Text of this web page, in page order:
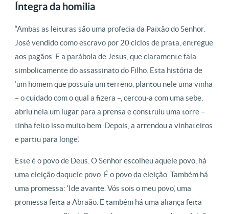
Íntegra da homilia
“Ambas as leituras são uma profecia da Paixão do Senhor.
José vendido como escravo por 20 ciclos de prata, entregue
aos pagãos. E a parábola de Jesus, que claramente fala
simbolicamente do assassinato do Filho. Esta história de
‘um homem que possuía um terreno, plantou nele uma vinha
– o cuidado com o qual a fizera –, cercou-a com uma sebe,
abriu nela um lugar para a prensa e construiu uma torre –
tinha feito isso muito bem. Depois, a arrendou a vinhateiros
e partiu para longe’.
Este é o povo de Deus. O Senhor escolheu aquele povo, há
uma eleição daquele povo. É o povo da eleição. Também há
uma promessa: ‘Ide avante. Vós sois o meu povo’, uma
promessa feita a Abraão. E também há uma aliança feita